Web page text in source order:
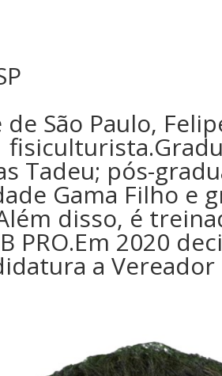
São Paulo,
Tadeu; pós-
Gama Filho e
disso, é
PRO.Em 2020
a